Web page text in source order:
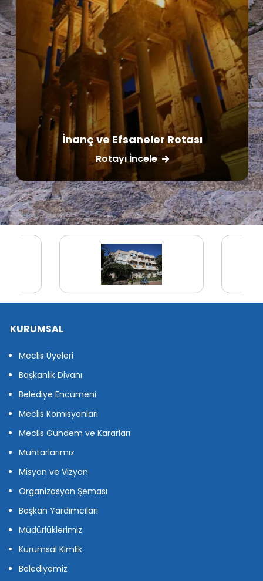
İnanç ve Efsaneler Rotası
Rotayı İncele
KURUMSAL
Meclis Üyeleri
Başkanlık Divanı
Belediye Encümeni
Meclis Komisyonları
Meclis Gündem ve Kararları
Muhtarlarımız
Misyon ve Vizyon
Organizasyon Şeması
Başkan Yardımcıları
Müdürlüklerimiz
Kurumsal Kimlik
Belediyemiz